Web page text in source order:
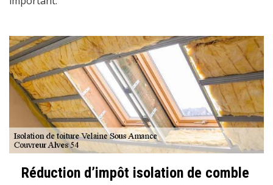
Réduction d’impôt isolation de comble